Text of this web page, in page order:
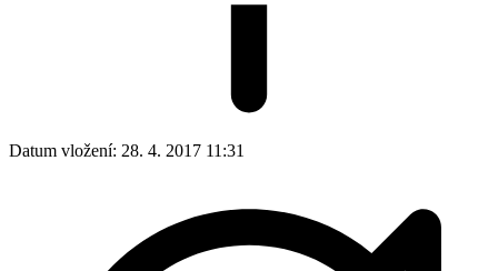
Datum vložení: 28. 4. 2017 11:31